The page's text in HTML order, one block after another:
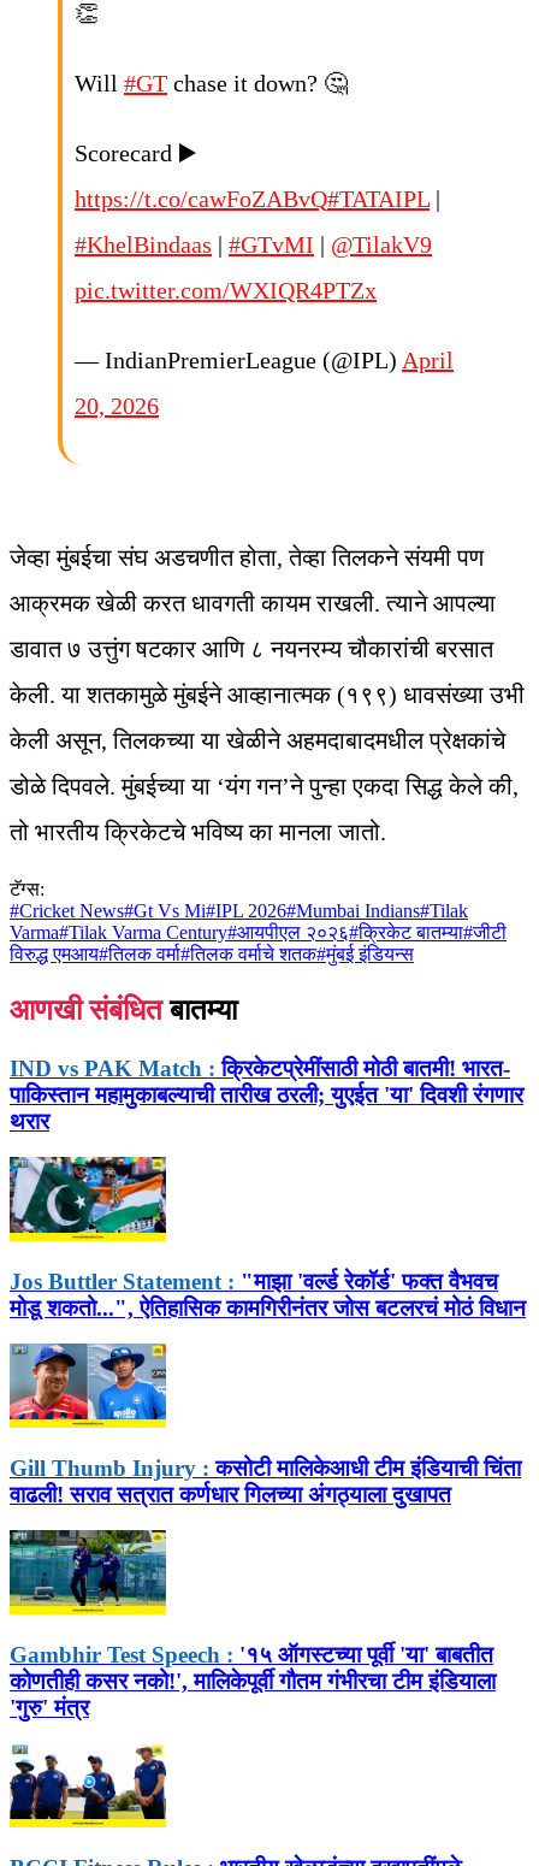
👏
Will #GT chase it down? 🤔
Scorecard ▶️
https://t.co/cawFoZABvQ#TATAIPL |
#KhelBindaas | #GTvMI | @TilakV9
pic.twitter.com/WXIQR4PTZx
— IndianPremierLeague (@IPL) April
20, 2026
जेव्हा मुंबईचा संघ अडचणीत होता, तेव्हा तिलकने संयमी पण
आक्रमक खेळी करत धावगती कायम राखली. त्याने आपल्या
डावात ७ उत्तुंग षटकार आणि ८ नयनरम्य चौकारांची बरसात
केली. या शतकामुळे मुंबईने आव्हानात्मक (१९९) धावसंख्या उभी
केली असून, तिलकच्या या खेळीने अहमदाबादमधील प्रेक्षकांचे
डोळे दिपवले. मुंबईच्या या ‘यंग गन’ने पुन्हा एकदा सिद्ध केले की,
तो भारतीय क्रिकेटचे भविष्य का मानला जातो.
टॅग्स:
#Cricket News#Gt Vs Mi#IPL 2026#Mumbai Indians#Tilak
Varma#Tilak Varma Century#आयपीएल २०२६#क्रिकेट बातम्या#जीटी
विरुद्ध एमआय#तिलक वर्मा#तिलक वर्माचे शतक#मुंबई इंडियन्स
आणखी संबंधित बातम्या
IND vs PAK Match : क्रिकेटप्रेमींसाठी मोठी बातमी! भारत-
पाकिस्तान महामुकाबल्याची तारीख ठरली; युएईत 'या' दिवशी रंगणार
थरार
Jos Buttler Statement : "माझा 'वर्ल्ड रेकॉर्ड' फक्त वैभवच
मोडू शकतो...", ऐतिहासिक कामगिरीनंतर जोस बटलरचं मोठं विधान
Gill Thumb Injury : कसोटी मालिकेआधी टीम इंडियाची चिंता
वाढली! सराव सत्रात कर्णधार गिलच्या अंगठ्याला दुखापत
Gambhir Test Speech : '१५ ऑगस्टच्या पूर्वी 'या' बाबतीत
कोणतीही कसर नको!', मालिकेपूर्वी गौतम गंभीरचा टीम इंडियाला
'गुरु' मंत्र